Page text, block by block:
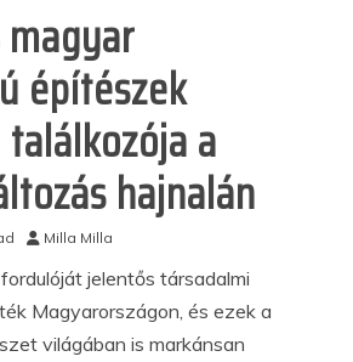
építészek
a
hajnalán
Milla Milla
jelentős társadalmi
Magyarországon, és ezek a
világában is markánsan